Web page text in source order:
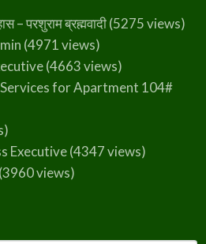
– परशुराम ब्रह्मवादी(5275 views)
(4971 views)
(4663 views)
for Apartment 104#
Executive(4347 views)
(3960 views)